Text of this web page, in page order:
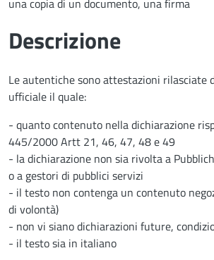
una copia di un documento, una firma
Descrizione
Le autentiche sono attestazioni rilasciate
ufficiale il quale:
- quanto contenuto nella dichiarazione
445/2000 Artt 21, 46, 47, 48 e 49
- la dichiarazione non sia rivolta a
o a gestori di pubblici servizi
- il testo non contenga un contenuto
di volontà)
- non vi siano dichiarazioni future,
- il testo sia in italiano